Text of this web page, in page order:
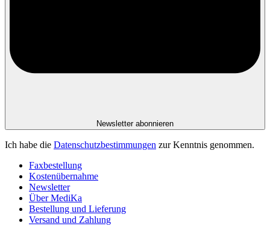
Newsletter abonnieren
Ich habe die Datenschutzbestimmungen zur Kenntnis genommen.
Faxbestellung
Kostenübernahme
Newsletter
Über MediKa
Bestellung und Lieferung
Versand und Zahlung